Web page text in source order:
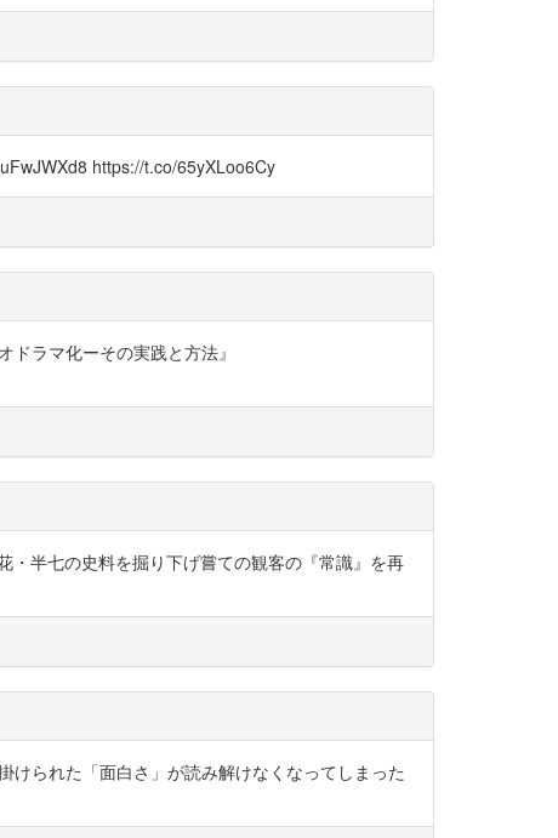
https://t.co/65yXLoo6Cy
ラマ化ーその実践と方法』
半七の史料を掘り下げ嘗ての観客の『常識』を再
られた「面白さ」が読み解けなくなってしまった